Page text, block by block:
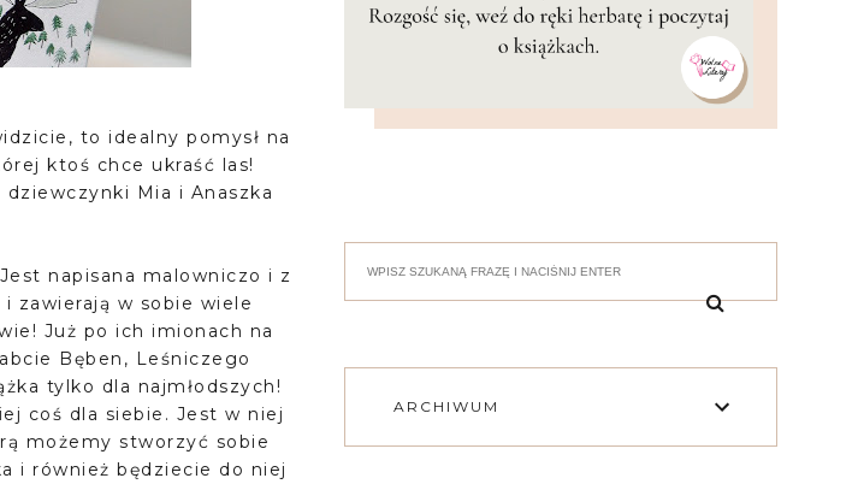
to idealny pomysł na
ktoś chce ukraść las!
Mia i Anaszka
napisana malowniczo i z
zawierają w sobie wiele
Już po ich imionach na
Bęben, Leśniczego
tylko dla najmłodszych!
coś dla siebie. Jest w niej
możemy stworzyć sobie
i również będziecie do niej
ARCHIWUM